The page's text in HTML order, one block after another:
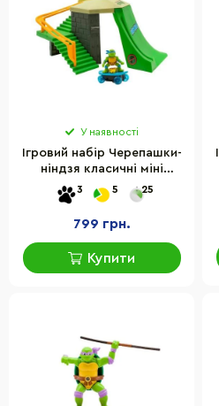
У наявності
Ігровий набір Черепашки-
ніндзя класичні міні
Скейт-парк Funrise 71053 з
фігуркою
3 5 25
799 грн.
Купити